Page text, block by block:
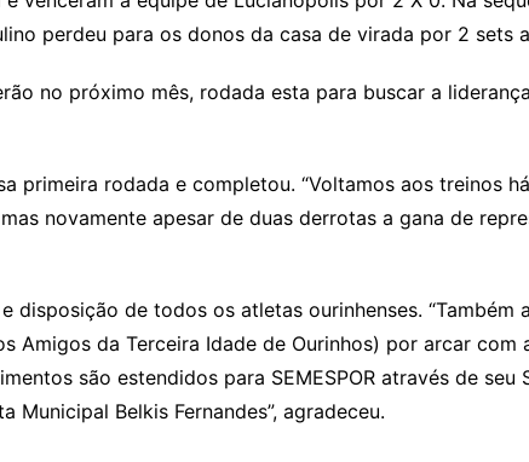
perdeu para os donos da casa de virada por 2 sets
no próximo mês, rodada esta para buscar a
primeira rodada e completou. “Voltamos aos treinos
novamente apesar de duas derrotas a gana de
disposição de todos os atletas ourinhenses. “Também
Amigos da Terceira Idade de Ourinhos) por arcar com
são estendidos para SEMESPOR através de seu
Municipal Belkis Fernandes”, agradeceu.